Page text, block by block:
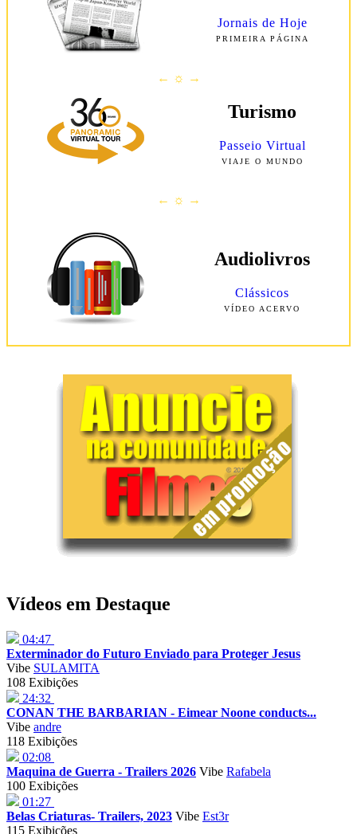
Jornais de Hoje
PRIMEIRA PÁGINA
← ☼ →
Turismo
Passeio Virtual
VIAJE O MUNDO
← ☼ →
Audiolivros
Clássicos
VÍDEO ACERVO
Vídeos em Destaque
04:47
Exterminador do Futuro Enviado para Proteger Jesus
Vibe SULAMITA
108 Exibições
24:32
CONAN THE BARBARIAN - Eimear Noone conducts...
Vibe andre
118 Exibições
02:08
Maquina de Guerra - Trailers 2026 Vibe Rafabela
100 Exibições
01:27
Belas Criaturas- Trailers, 2023 Vibe Est3r
115 Exibições